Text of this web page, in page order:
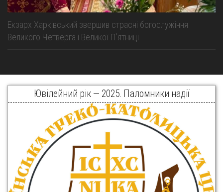
Екзарх Харківський звершив страсні богослужіння
Великого Четверга і Великої Пʼятниці
Ювілейний рік — 2025. Паломники надії